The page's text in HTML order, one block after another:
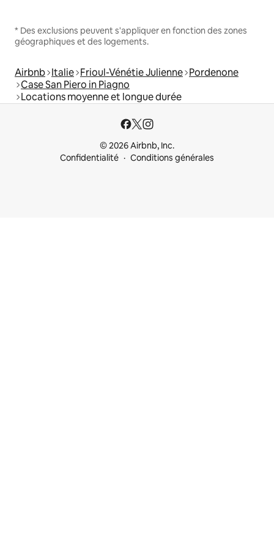
* Des exclusions peuvent s'appliquer en fonction des zones
géographiques et des logements.
Airbnb Italie Frioul-Vénétie Julienne Pordenone
Case San Piero in Piagno
Locations moyenne et longue durée
© 2026 Airbnb, Inc.
Confidentialité
Conditions générales